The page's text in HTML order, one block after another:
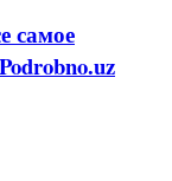
самое